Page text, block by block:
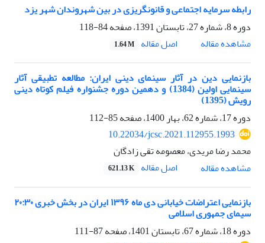
رابطه سرمایه اجتماعی و قانونگریزی در بین شهروندان شهر یزد
دوره 8، شماره 27، تابستان 1391، صفحه
84-118
مشاهده مقاله
اصل مقاله 1.64 M
بازنمایی دین در آثار سینمای دینی ایران: مطالعه تطبیقی آثار
سینمایی اولین (1384) و دهمین دوره جشنواره فیلم کوتاه دینی
رویش (1395)
دوره 17، شماره 62، بهار 1400، صفحه
85-112
10.22034/jcsc.2021.112955.1993
محمد رضا مریدی، معصومه تقی زادگان
مشاهده مقاله
اصل مقاله 621.13 K
بازنمایی اعتراضات خیابانی دی ماه ۱۳۹۶ ایران در بخش خبری ۲۰:۳۰
سیمای جمهوری اسلامی
دوره 18، شماره 67، تابستان 1401، صفحه
87-111